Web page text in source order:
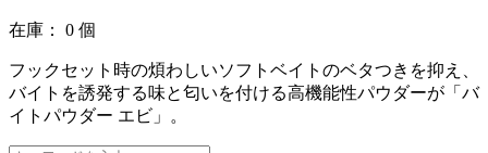
在庫： 0 個
フックセット時の煩わしいソフトベイトのベタつきを抑え、
バイトを誘発する味と匂いを付ける高機能性パウダーが「バ
イトパウダー エビ」。